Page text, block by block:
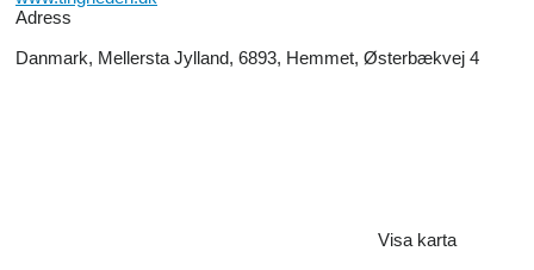
Adress
Danmark, Mellersta Jylland, 6893, Hemmet, Østerbækvej 4
Visa karta